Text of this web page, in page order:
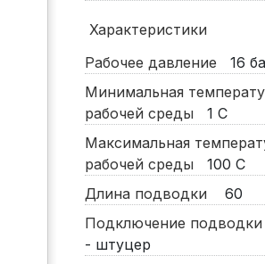
Характеристики
Рабочее давление
16
Минимальная
рабочей среды
1 С
Максимальная
рабочей среды
100 С
Длина подводки
60
Подключение
- штуцер